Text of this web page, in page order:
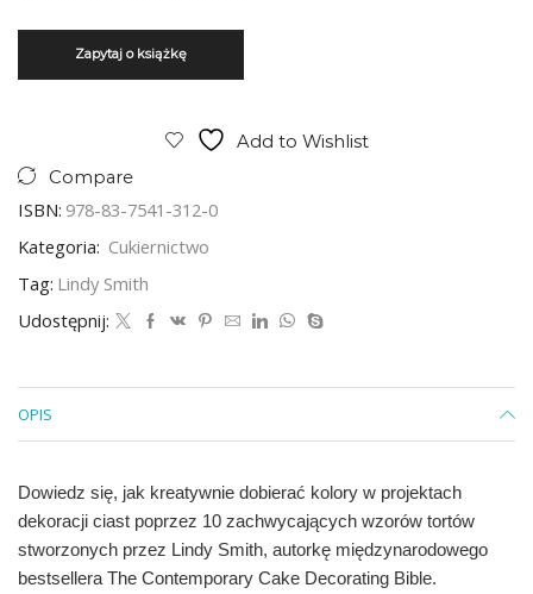
Add to Wishlist
Compare
ISBN: 978-83-7541-312-0
Kategoria: Cukiernictwo
Tag: Lindy Smith
Udostępnij:
OPIS
Dowiedz się, jak kreatywnie dobierać kolory w projektach
dekoracji ciast poprzez 10 zachwycających wzorów tortów
stworzonych przez Lindy Smith, autorkę międzynarodowego
bestsellera The Contemporary Cake Decorating Bible.